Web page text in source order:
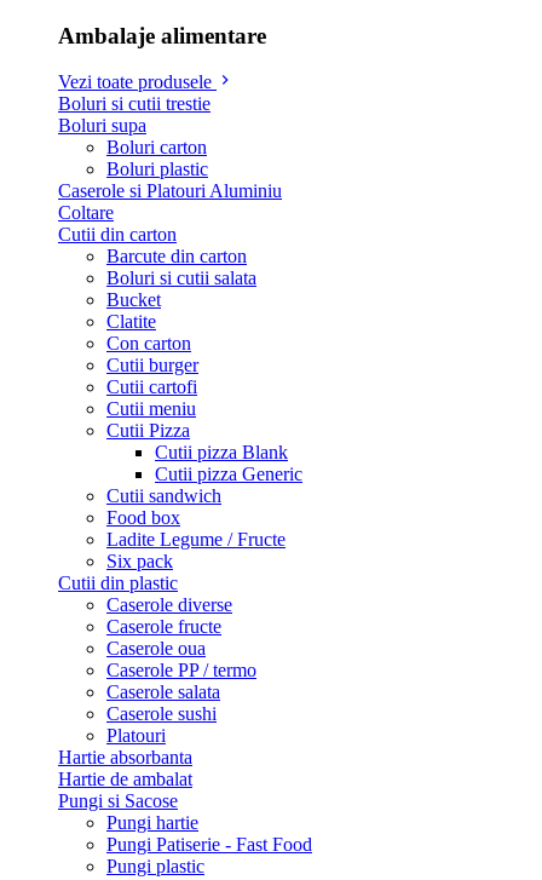
Ambalaje alimentare
Vezi toate produsele
Boluri si cutii trestie
Boluri supa
Boluri carton
Boluri plastic
Caserole si Platouri Aluminiu
Coltare
Cutii din carton
Barcute din carton
Boluri si cutii salata
Bucket
Clatite
Con carton
Cutii burger
Cutii cartofi
Cutii meniu
Cutii Pizza
Cutii pizza Blank
Cutii pizza Generic
Cutii sandwich
Food box
Ladite Legume / Fructe
Six pack
Cutii din plastic
Caserole diverse
Caserole fructe
Caserole oua
Caserole PP / termo
Caserole salata
Caserole sushi
Platouri
Hartie absorbanta
Hartie de ambalat
Pungi si Sacose
Pungi hartie
Pungi Patiserie - Fast Food
Pungi plastic